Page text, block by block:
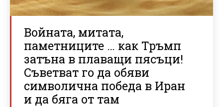
Войната, митата,
паметниците … как Тръмп
затъна в плаващи пясъци!
Съветват го да обяви
символична победа в Иран
и да бяга от там